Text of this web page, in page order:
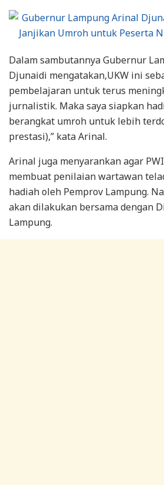
Dalam sambutannya Gubernur
Djunaidi mengatakan,UKW ini
pembelajaran untuk terus
jurnalistik. Maka saya siapkan
berangkat umroh untuk lebih
prestasi),” kata Arinal.
Arinal juga menyarankan agar
membuat penilaian wartawan
hadiah oleh Pemprov Lampung.
akan dilakukan bersama dengan
Lampung.